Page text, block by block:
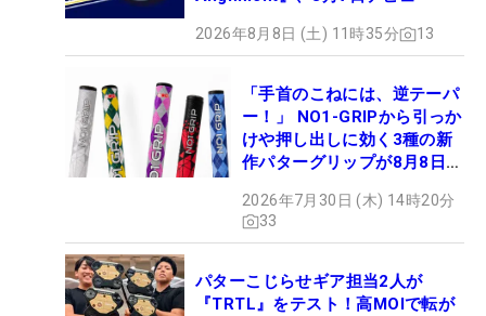
2026年8月8日 (土) 11時35分 13
「手首のこねには、逆テーパ
ー！」 NO1-GRIPから引っか
けや押し出しに効く3種の新
作パターグリップが8月8日デ
2026年7月30日 (木) 14時20分
33
パターこじらせギア担当2人が
『TRTL』をテスト！高MOIで転が